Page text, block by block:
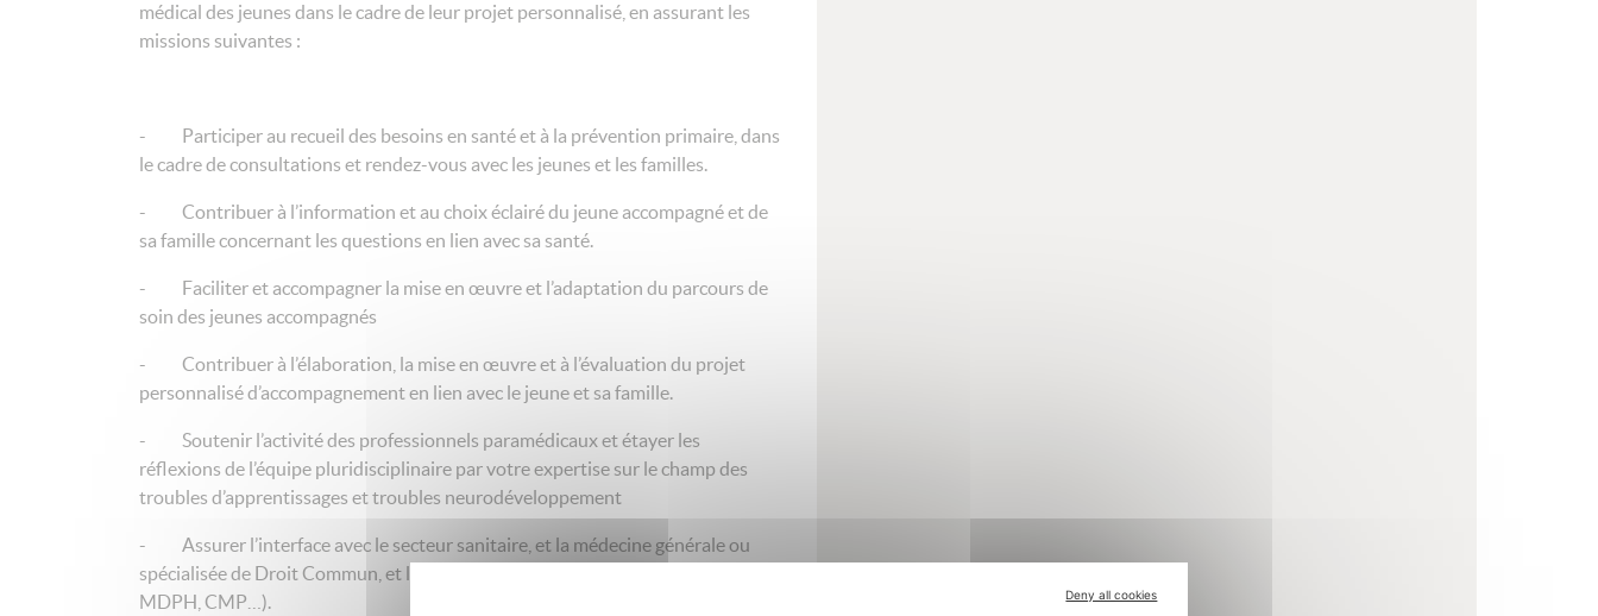
médical des jeunes dans le cadre de leur projet personnalisé, en assurant les
missions suivantes :
- Participer au recueil des besoins en santé et à la prévention primaire, dans
le cadre de consultations et rendez-vous avec les jeunes et les familles.
- Contribuer à l’information et au choix éclairé du jeune accompagné et de
sa famille concernant les questions en lien avec sa santé.
- Faciliter et accompagner la mise en œuvre et l’adaptation du parcours de
soin des jeunes accompagnés
- Contribuer à l’élaboration, la mise en œuvre et à l’évaluation du projet
personnalisé d’accompagnement en lien avec le jeune et sa famille.
- Soutenir l’activité des professionnels paramédicaux et étayer les
réflexions de l’équipe pluridisciplinaire par votre expertise sur le champ des
troubles d’apprentissages et troubles neurodéveloppement
- Assurer l’interface avec le secteur sanitaire, et la médecine générale ou
spécialisée de Droit Commun, et les médecins partenaires (médecine scolaire,
MDPH, CMP…).
Deny all cookies